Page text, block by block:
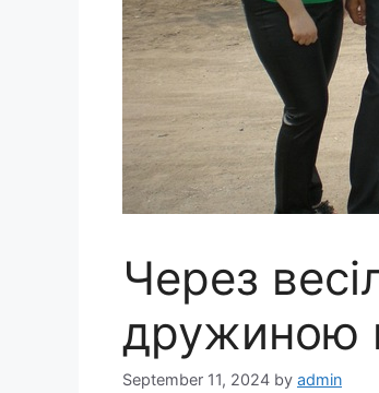
Через
дружиною
September 11, 2024 by admin